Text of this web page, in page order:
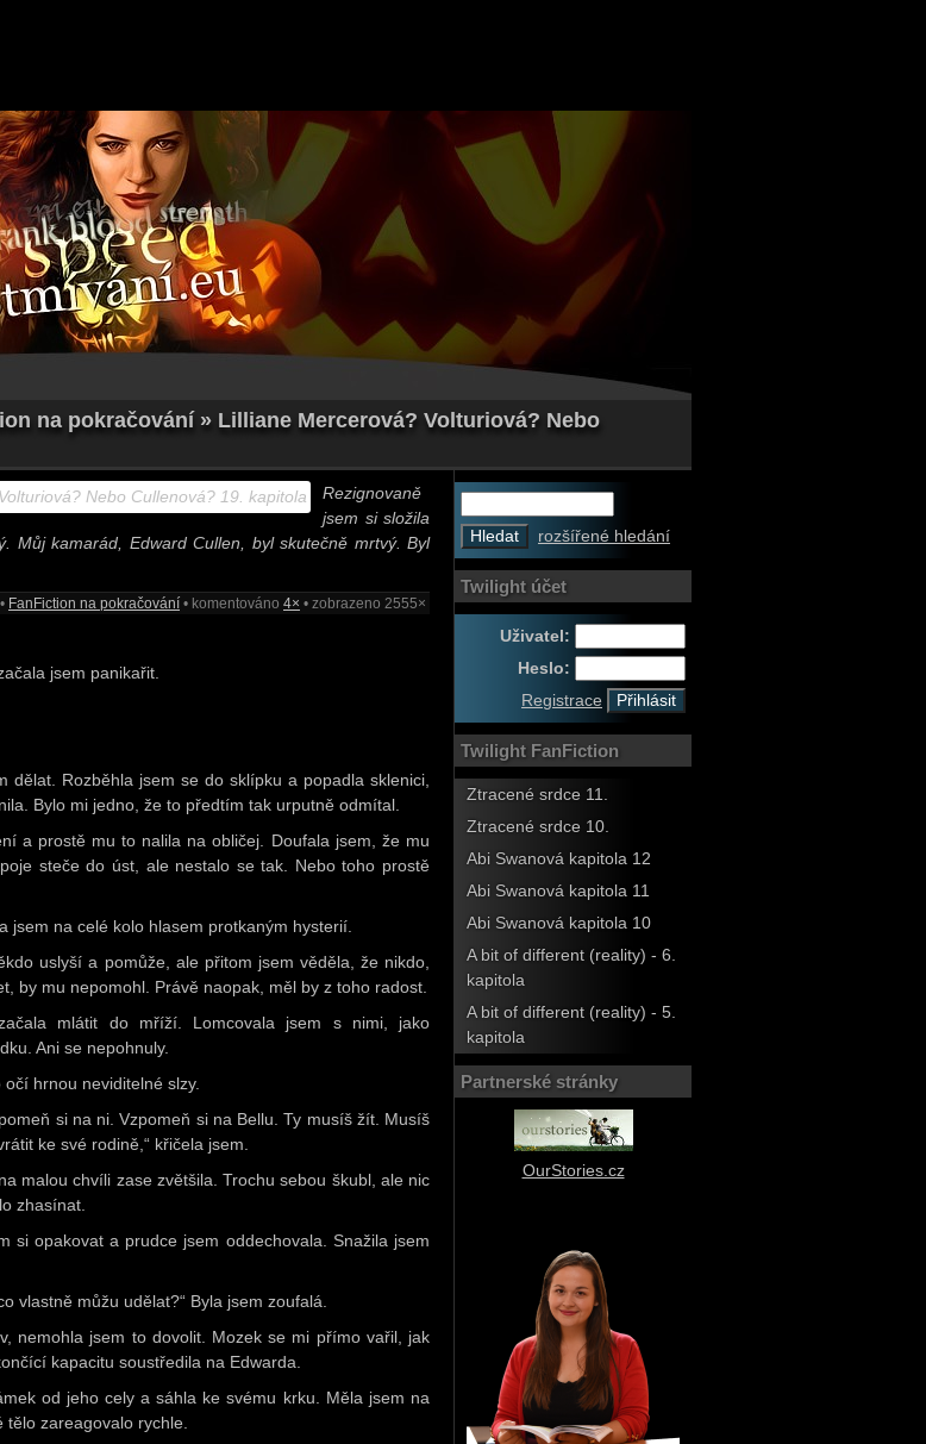
na pokračování » Lilliane Mercerová? Volturiová? Nebo
Rezignovaně
jsem si složila
Můj kamarád, Edward Cullen, byl skutečně mrtvý. Byl
• FanFiction na pokračování • komentováno 4× • zobrazeno 2555×
jsem panikařit.
dělat. Rozběhla jsem se do sklípku a popadla sklenici,
Bylo mi jedno, že to předtím tak urputně odmítal.
a prostě mu to nalila na obličej. Doufala jsem, že mu
steče do úst, ale nestalo se tak. Nebo toho prostě
jsem na celé kolo hlasem protkaným hysterií.
uslyší a pomůže, ale přitom jsem věděla, že nikdo,
by mu nepomohl. Právě naopak, měl by z toho radost.
mlátit do mříží. Lomcovala jsem s nimi, jako
Ani se nepohnuly.
hrnou neviditelné slzy.
si na ni. Vzpomeň si na Bellu. Ty musíš žít. Musíš
ke své rodině,“ křičela jsem.
malou chvíli zase zvětšila. Trochu sebou škubl, ale nic
zhasínat.
si opakovat a prudce jsem oddechovala. Snažila jsem
vlastně můžu udělat?“ Byla jsem zoufalá.
nemohla jsem to dovolit. Mozek se mi přímo vařil, jak
kapacitu soustředila na Edwarda.
od jeho cely a sáhla ke svému krku. Měla jsem na
tělo zareagovalo rychle.
rozšířené hledání
Twilight účet
Uživatel:
Heslo:
Registrace
Twilight FanFiction
Ztracené srdce 11.
Ztracené srdce 10.
Abi Swanová kapitola 12
Abi Swanová kapitola 11
Abi Swanová kapitola 10
A bit of different (reality) - 6.
kapitola
A bit of different (reality) - 5.
kapitola
Partnerské stránky
OurStories.cz